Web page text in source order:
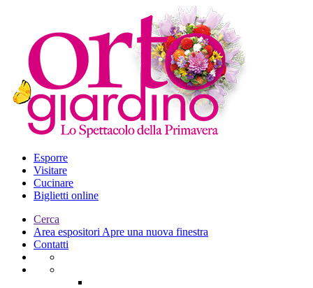
Esporre
Visitare
Cucinare
Biglietti online
Cerca
Area espositori Apre una nuova finestra
Contatti